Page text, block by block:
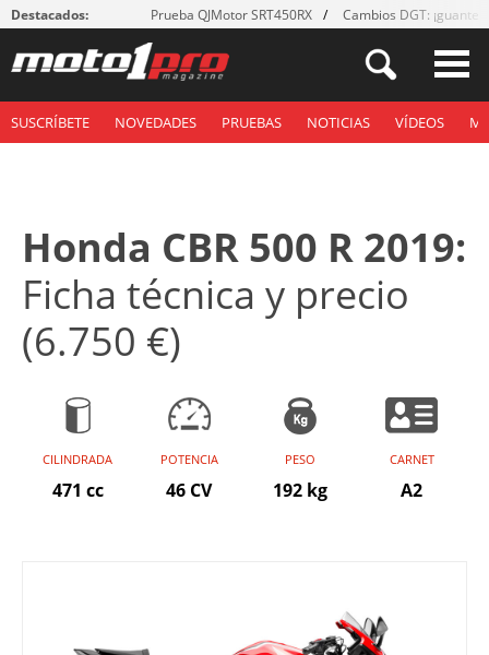
Destacados: Prueba QJMotor SRT450RX Cambios DGT: ¡guantes!
SUSCRÍBETE NOVEDADES PRUEBAS NOTICIAS VÍDEOS
Honda CBR 500 R 2019:
Ficha técnica y precio
(6.750 €)
CILINDRADA
471 cc
POTENCIA
46 CV
PESO
192 kg
CARNET
A2